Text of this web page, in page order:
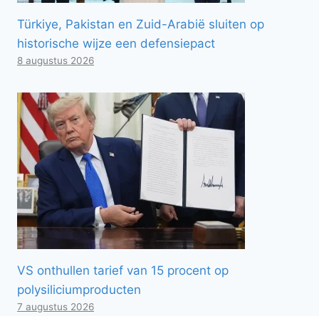
Türkiye, Pakistan en Zuid-Arabië sluiten op
historische wijze een defensiepact
8 augustus 2026
VS onthullen tarief van 15 procent op
polysiliciumproducten
7 augustus 2026